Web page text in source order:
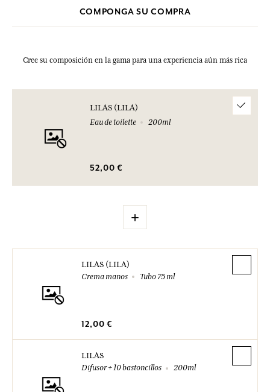
COMPONGA SU COMPRA
Cree su composición en la gama para una experiencia aún más rica
LILAS (LILA)
Eau de toilette
200ml
52,00 €
+
LILAS (LILA)
Crema manos
Tubo 75 ml
12,00 €
LILAS
Difusor + 10 bastoncillos
200ml